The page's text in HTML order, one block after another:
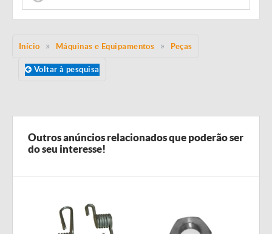
Início Máquinas e Equipamentos Peças
Voltar à pesquisa
Outros anúncios relacionados que poderão ser
do seu interesse!